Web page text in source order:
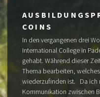
COINS
In den vergangenen drei
International College in
gehabt. Während dieser
Thema bearbeiten,
wiederzufinden ist. Da ich
Kommunikation zwischen